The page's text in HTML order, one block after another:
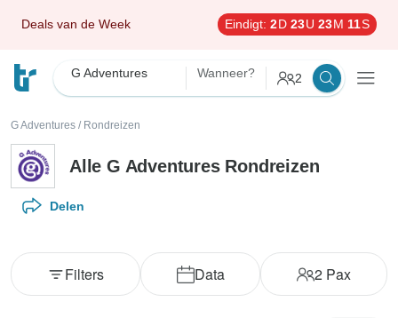
Deals van de Week Eindigt: 2D 23U 23M 9S
G Adventures Wanneer? 2
G Adventures / Rondreizen
Alle G Adventures Rondreizen
Delen
Data 2 Pax
Filters